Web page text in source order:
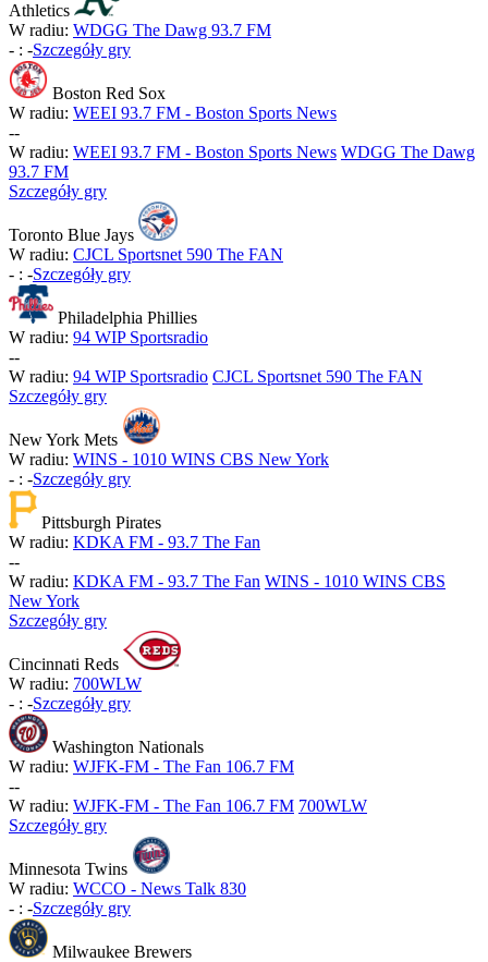
Athletics
W radiu: WDGG The Dawg 93.7 FM
- : -Szczegóły gry
Boston Red Sox
W radiu: WEEI 93.7 FM - Boston Sports News
--
W radiu: WEEI 93.7 FM - Boston Sports News WDGG The Dawg
93.7 FM
Szczegóły gry
Toronto Blue Jays
W radiu: CJCL Sportsnet 590 The FAN
- : -Szczegóły gry
Philadelphia Phillies
W radiu: 94 WIP Sportsradio
--
W radiu: 94 WIP Sportsradio CJCL Sportsnet 590 The FAN
Szczegóły gry
New York Mets
W radiu: WINS - 1010 WINS CBS New York
- : -Szczegóły gry
Pittsburgh Pirates
W radiu: KDKA FM - 93.7 The Fan
--
W radiu: KDKA FM - 93.7 The Fan WINS - 1010 WINS CBS
New York
Szczegóły gry
Cincinnati Reds
W radiu: 700WLW
- : -Szczegóły gry
Washington Nationals
W radiu: WJFK-FM - The Fan 106.7 FM
--
W radiu: WJFK-FM - The Fan 106.7 FM 700WLW
Szczegóły gry
Minnesota Twins
W radiu: WCCO - News Talk 830
- : -Szczegóły gry
Milwaukee Brewers